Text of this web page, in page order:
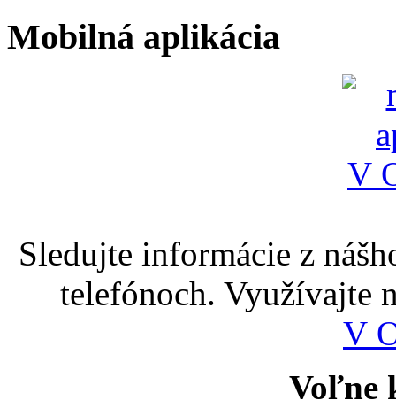
Mobilná aplikácia
Sledujte informácie z
telefónoch. Využívajte
V
Voľne